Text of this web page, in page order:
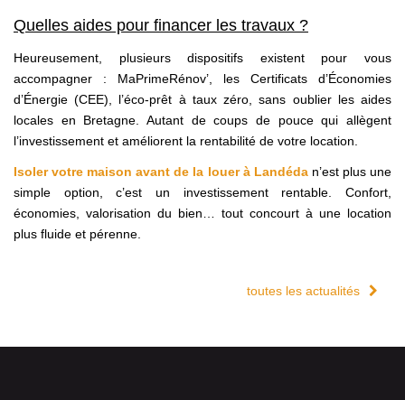
Quelles aides pour financer les travaux ?
Heureusement, plusieurs dispositifs existent pour vous
accompagner : MaPrimeRénov’, les Certificats d’Économies
d’Énergie (CEE), l’éco-prêt à taux zéro, sans oublier les aides
locales en Bretagne. Autant de coups de pouce qui allègent
l’investissement et améliorent la rentabilité de votre location.
Isoler votre maison avant de la louer à Landédan’est plus une
simple option, c’est un investissement rentable. Confort,
économies, valorisation du bien… tout concourt à une location
plus fluide et pérenne.
toutes les actualités